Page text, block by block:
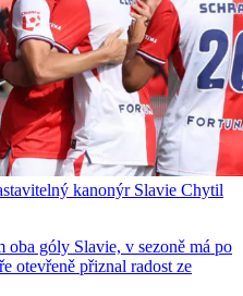
kanonýr Slavie Chytil
góly Slavie, v sezoně má po
otevřeně přiznal radost ze